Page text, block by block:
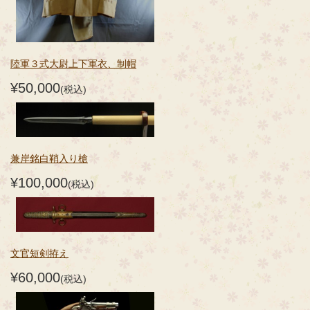
陸軍３式大尉上下軍衣、制帽
¥50,000(税込)
兼岸銘白鞘入り槍
¥100,000(税込)
文官短剣拵え
¥60,000(税込)